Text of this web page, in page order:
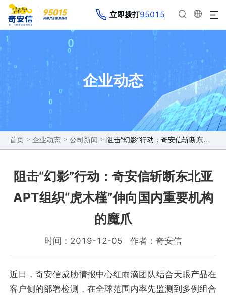
立即拨打95015
企业动态
首页 > 企业动态 > 公司新闻 > 阻击“幻影”行动：奇安信斩断东北亚APT组织“虎木槿”伸向国内重要机构的魔爪
阻击“幻影”行动：奇安信斩断东北亚
APT组织“虎木槿”伸向国内重要机构
的魔爪
时间：2019-12-05 作者：奇安信
近日，奇安信威胁情报中心红雨滴团队结合天眼产品在
客户侧的部署检测，在全球范围内率先监测到多例组合